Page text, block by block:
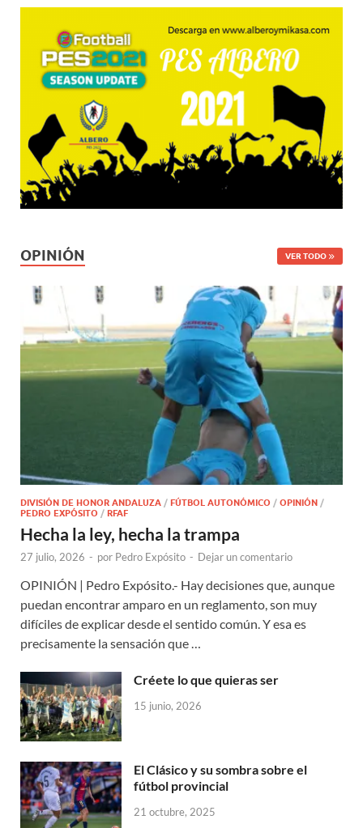
OPINIÓN VER TODO
DIVISIÓN DE HONOR ANDALUZA / FÚTBOL AUTONÓMICO / OPINIÓN /
PEDRO EXPÓSITO / RFAF
Hecha la ley, hecha la trampa
27 julio, 2026 - por Pedro Expósito - Dejar un comentario
OPINIÓN | Pedro Expósito.- Hay decisiones que, aunque
puedan encontrar amparo en un reglamento, son muy
difíciles de explicar desde el sentido común. Y esa es
precisamente la sensación que …
Créete lo que quieras ser
15 junio, 2026
El Clásico y su sombra sobre el
fútbol provincial
21 octubre, 2025